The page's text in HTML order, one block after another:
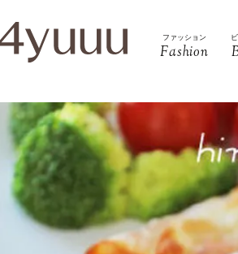
ファッション
Fashion